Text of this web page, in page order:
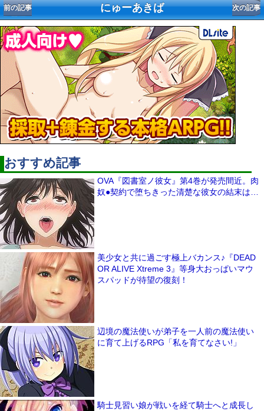
にゅーあきば
前の記事 次の記事
おすすめ記事
OVA『図書室ノ彼女』第4巻が発売間近。肉
奴●契約で堕ちきった清楚な彼女の結末は…
美少女と共に過ごす極上バカンス♪『DEAD
OR ALIVE Xtreme 3』等身大おっぱいマウ
スパッドが待望の復刻！
辺境の魔法使いが弟子を一人前の魔法使い
に育て上げるRPG「私を育てなさい!」
騎士見習い娘が戦いを経て騎士へと成長し